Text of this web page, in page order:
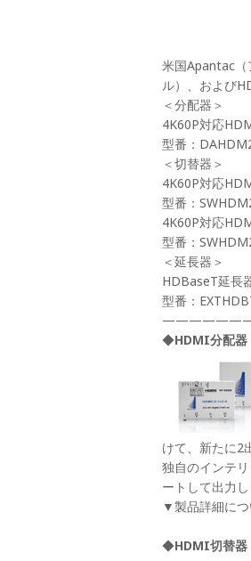
米国Apantac（
ル）、および
＜分配器＞
4K60P対応
型番：
＜切替器＞
4K60P対応
型番：
4K60P対応
型番：
＜延長器＞
HDBaseT延長
型番：
◆HDMI分配
けて、新たに2
独自のインテ
ートして出力
▼製品詳細に
◆HDMI切替